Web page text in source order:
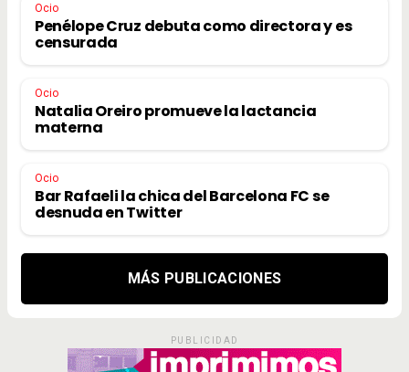
Ocio
Penélope Cruz debuta como directora y es
censurada
Ocio
Natalia Oreiro promueve la lactancia
materna
Ocio
Bar Rafaeli la chica del Barcelona FC se
desnuda en Twitter
MÁS PUBLICACIONES
PUBLICIDAD